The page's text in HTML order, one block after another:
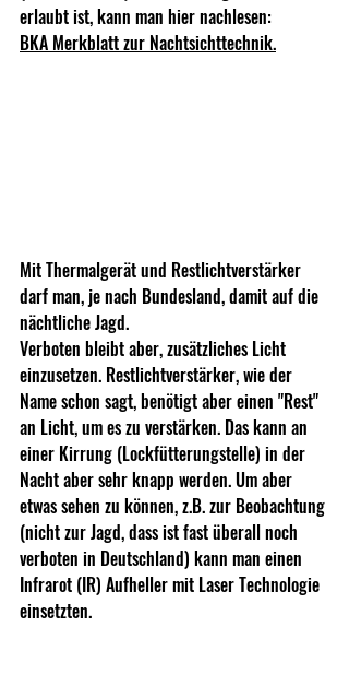
erlaubt ist, kann man hier nachlesen:
BKA Merkblatt zur Nachtsichttechnik.
Mit Thermalgerät und Restlichtverstärker
darf man, je nach Bundesland, damit auf die
nächtliche Jagd.
Verboten bleibt aber, zusätzliches Licht
einzusetzen. Restlichtverstärker, wie der
Name schon sagt, benötigt aber einen "Rest"
an Licht, um es zu verstärken. Das kann an
einer Kirrung (Lockfütterungstelle) in der
Nacht aber sehr knapp werden. Um aber
etwas sehen zu können, z.B. zur Beobachtung
(nicht zur Jagd, dass ist fast überall noch
verboten in Deutschland) kann man einen
Infrarot (IR) Aufheller mit Laser Technologie
einsetzten.